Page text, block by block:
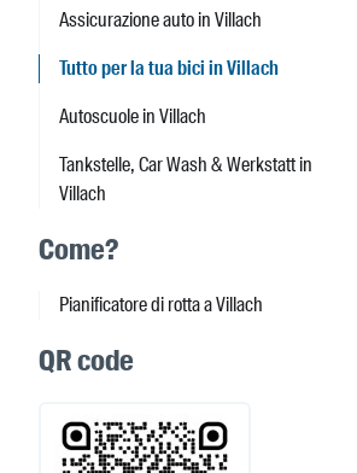
Assicurazione auto in Villach
Tutto per la tua bici in Villach
Autoscuole in Villach
Tankstelle, Car Wash & Werkstatt in
Villach
Come?
Pianificatore di rotta a Villach
QR code